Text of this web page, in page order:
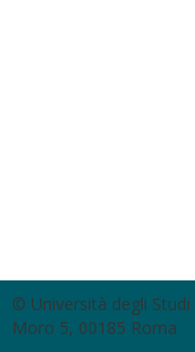
© Università degli
Moro 5, 00185 Roma